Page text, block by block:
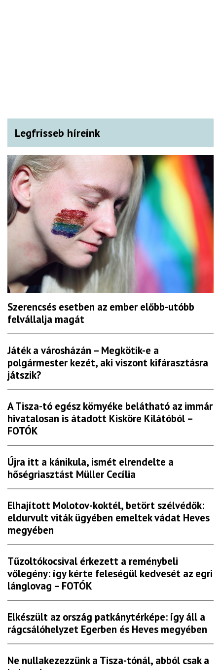
Legfrisseb híreink
Szerencsés esetben az ember előbb-utóbb
felvállalja magát
Játék a városházán – Megkötik-e a
polgármester kezét, aki viszont kifárasztásra
játszik?
A Tisza-tó egész környéke belátható az immár
hivatalosan is átadott Kisköre Kilátóból –
FOTÓK
Újra itt a kánikula, ismét elrendelte a
hőségriasztást Müller Cecília
Elhajított Molotov-koktél, betört szélvédők:
eldurvult viták ügyében emeltek vádat Heves
megyében
Tűzoltókocsival érkezett a reménybeli
vőlegény: így kérte feleségül kedvesét az egri
lánglovag – FOTÓK
Elkészült az ország patkánytérképe: így áll a
rágcsálóhelyzet Egerben és Heves megyében
Ne nullakezezzünk a Tisza-tónál, abból csak a